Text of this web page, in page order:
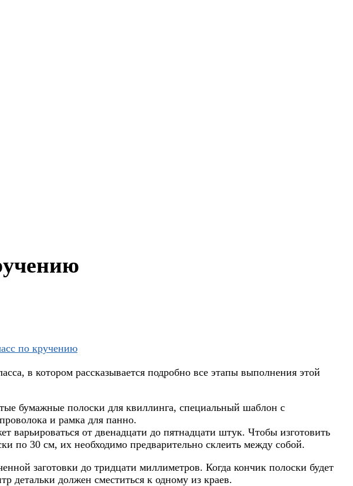
в котором рассказывается подробно все этапы выполнения этой
бумажные полоски для квиллинга, специальный шаблон с
и рамка для панно.
варьироваться от двенадцати до пятнадцати штук. Чтобы изготовить
по 30 см, их необходимо предварительно склеить между собой.
заготовки до тридцати миллиметров. Когда кончик полоски будет
должен сместиться к одному из краев.